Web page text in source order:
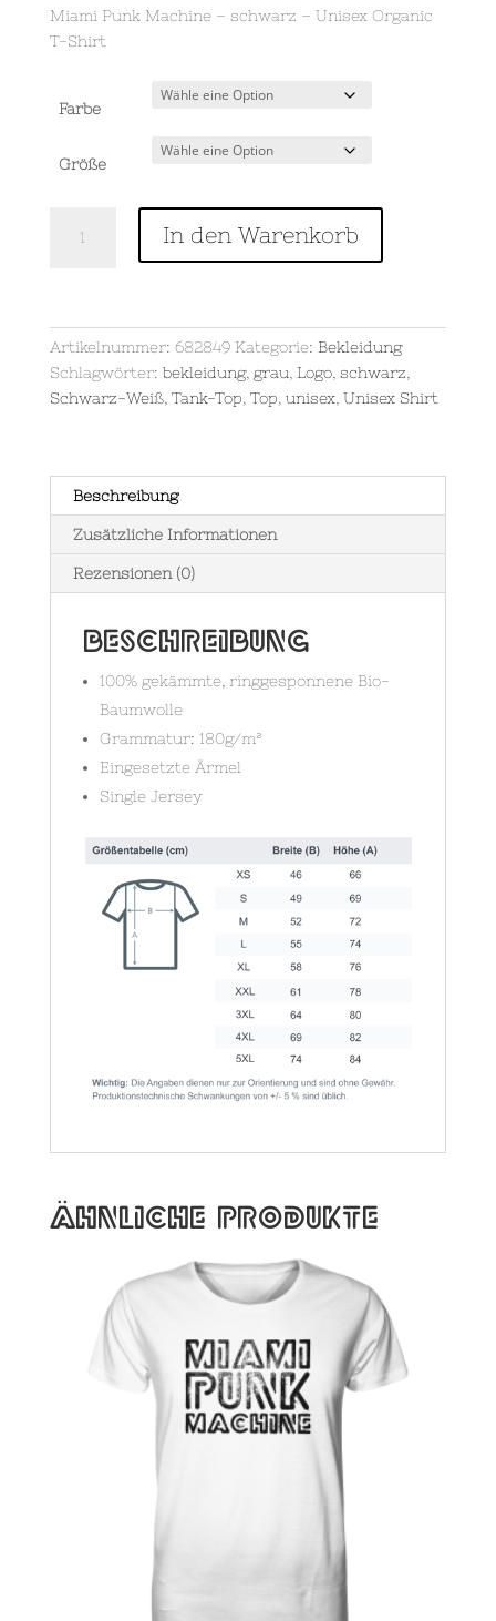
Miami Punk Machine – schwarz – Unisex Organic
T-Shirt
Farbe
Größe
Punk
-
Unisex
Organic
Menge
In den Warenkorb
Artikelnummer: 682849 Kategorie: Bekleidung
Schlagwörter: bekleidung, grau Logo, schwarz
Schwarz-Weiß, Tank-Top Top unisex, Unisex Shirt
Beschreibung
Zusätzliche Informationen
Rezensionen (0)
Beschreibung
100% gekämmte, ringgesponnene Bio-
Baumwolle
Grammatur: 180g/m²
Eingesetzte Ärmel
Single Jersey
Ähnliche Produkte